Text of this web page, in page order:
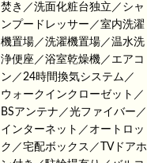
焚き／洗面化粧台独立／シャ
ンプードレッサー／室内洗濯
機置場／洗濯機置場／温水洗
浄便座／浴室乾燥機／エアコ
ン／24時間換気システム／
ウォークインクローゼット／
BSアンテナ／光ファイバー／
インターネット／オートロッ
ク／宅配ボックス／TVドアホ